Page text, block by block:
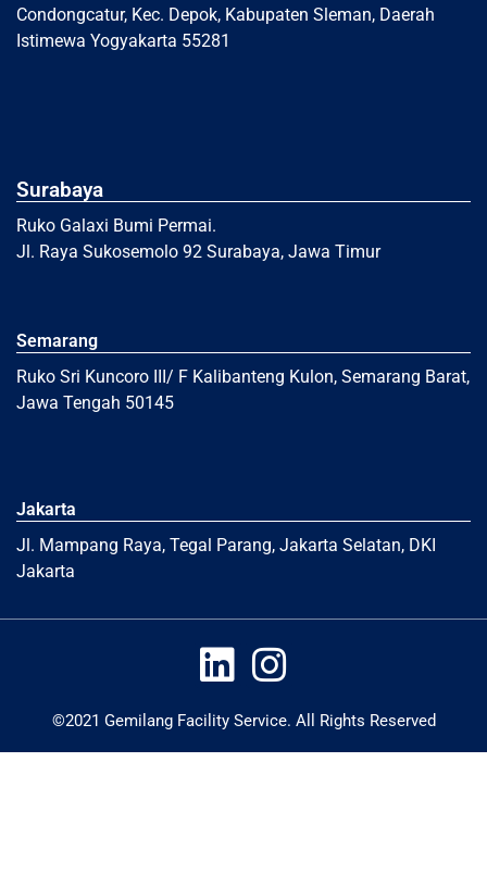
Condongcatur, Kec. Depok, Kabupaten Sleman, Daerah
Istimewa Yogyakarta 55281
Surabaya
Ruko Galaxi Bumi Permai.
Jl. Raya Sukosemolo 92 Surabaya, Jawa Timur
Semarang
Ruko Sri Kuncoro III/ F Kalibanteng Kulon, Semarang Barat,
Jawa Tengah 50145
Jakarta
Jl. Mampang Raya, Tegal Parang, Jakarta Selatan, DKI
Jakarta
©2021 Gemilang Facility Service. All Rights Reserved